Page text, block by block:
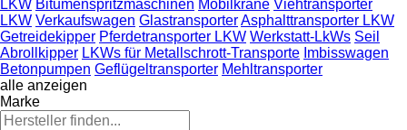
LKW Bitumenspritzmaschinen Mobilkrane Viehtransporter
LKW Verkaufswagen GlastransporterAsphalttransporter LKW
Getreidekipper Pferdetransporter LKW Werkstatt-LkWs Seil
Abrollkipper LKWs für Metallschrott-Transporte Imbisswagen
Betonpumpen Geflügeltransporter Mehltransporter
alle anzeigen
Marke